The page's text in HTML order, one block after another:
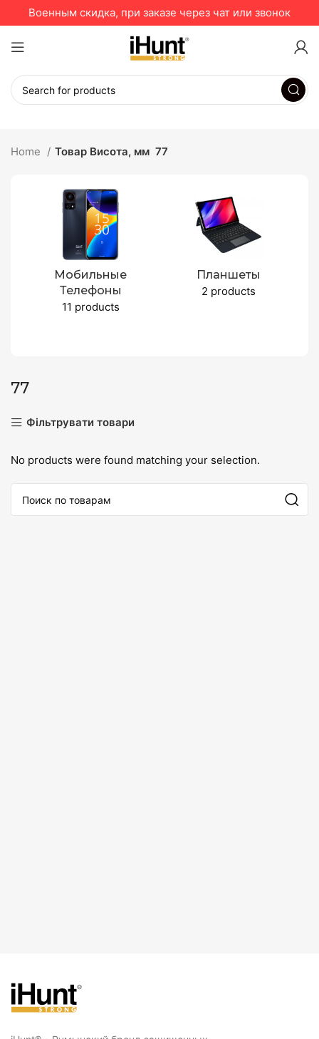
Военным скидка, при заказе через чат или звонок
Home Товар Висота, мм 77
Мобильные
Телефоны
11 products
Планшеты
2 products
77
Фільтрувати товари
No products were found matching your selection.